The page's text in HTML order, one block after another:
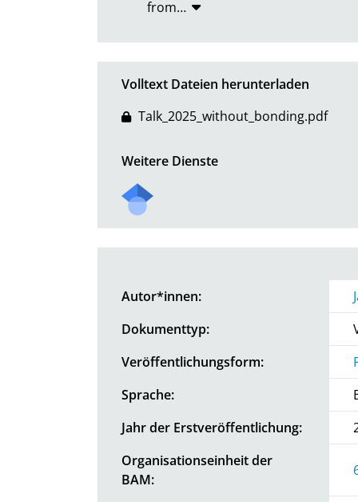
from…
Volltext Dateien herunterladen
Talk_2025_without_bonding.pdf
Weitere Dienste
Autor*innen:
Dokumenttyp:
Veröffentlichungsform:
Sprache:
Jahr der Erstveröffentlichung:
Organisationseinheit der
BAM: